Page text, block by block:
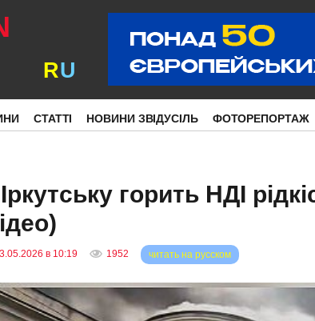
RU
СТАТТІ НОВИНИ ЗВІДУСІЛЬ ФОТОРЕПОРТАЖ
горить НДІ
в 10:19 1952 читать на русском